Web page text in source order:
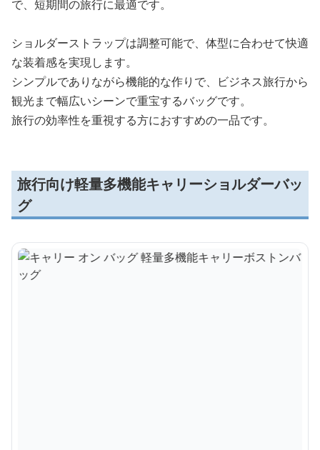
で、短期間の旅行に最適です。
ショルダーストラップは調整可能で、体型に合わせて快適
な装着感を実現します。
シンプルでありながら機能的な作りで、ビジネス旅行から
観光まで幅広いシーンで重宝するバッグです。
旅行の効率性を重視する方におすすめの一品です。
旅行向け軽量多機能キャリーショルダーバッ
グ